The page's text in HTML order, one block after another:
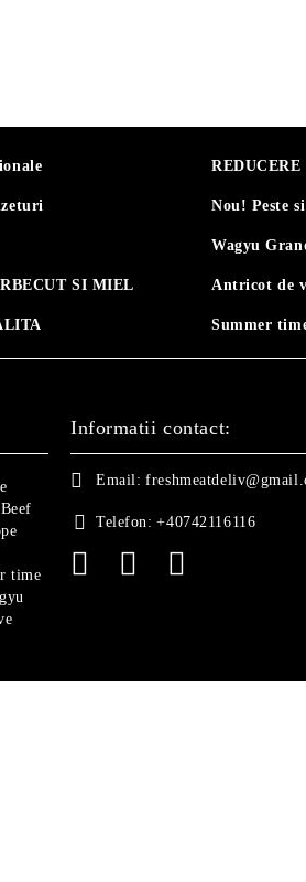
SI MIEL
Nou! Peste
Wagyu
Antricot de
Summer
time
Informatii contact:
Email:
Telefon: +40742116116